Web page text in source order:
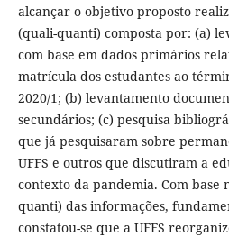
alcançar o objetivo proposto
(quali-quanti) composta por: (a)
com base em dados primários
matrícula dos estudantes ao
2020/1; (b) levantamento
secundários; (c) pesquisa
que já pesquisaram sobre
UFFS e outros que discutiram a
contexto da pandemia. Com base
quanti) das informações,
constatou-se que a UFFS